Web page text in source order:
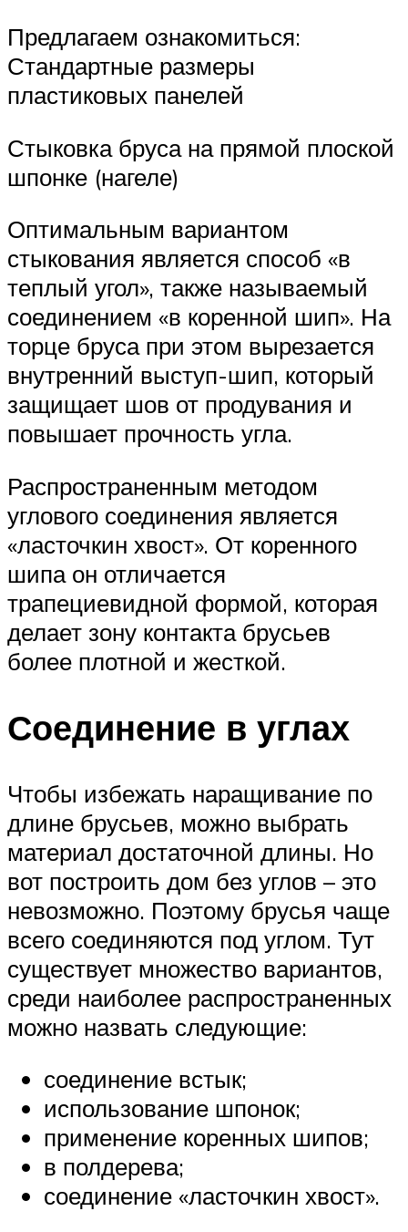
Предлагаем ознакомиться:
Стандартные размеры
пластиковых панелей
Стыковка бруса на прямой плоской
шпонке (нагеле)
Оптимальным вариантом
стыкования является способ «в
теплый угол», также называемый
соединением «в коренной шип». На
торце бруса при этом вырезается
внутренний выступ-шип, который
защищает шов от продувания и
повышает прочность угла.
Распространенным методом
углового соединения является
«ласточкин хвост». От коренного
шипа он отличается
трапециевидной формой, которая
делает зону контакта брусьев
более плотной и жесткой.
Соединение в углах
Чтобы избежать наращивание по
длине брусьев, можно выбрать
материал достаточной длины. Но
вот построить дом без углов – это
невозможно. Поэтому брусья чаще
всего соединяются под углом. Тут
существует множество вариантов,
среди наиболее распространенных
можно назвать следующие:
соединение встык;
использование шпонок;
применение коренных шипов;
в полдерева;
соединение «ласточкин хвост».